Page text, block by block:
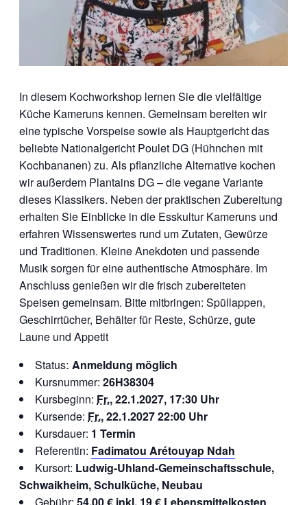
In diesem Kochworkshop lernen Sie die vielfältige
Küche Kameruns kennen. Gemeinsam bereiten wir
eine typische Vorspeise sowie als Hauptgericht das
beliebte Nationalgericht Poulet DG (Hühnchen mit
Kochbananen) zu. Als pflanzliche Alternative kochen
wir außerdem Plantains DG – die vegane Variante
dieses Klassikers. Neben der praktischen Zubereitung
erhalten Sie Einblicke in die Esskultur Kameruns und
erfahren Wissenswertes rund um Zutaten, Gewürze
und Traditionen. Kleine Anekdoten und passende
Musik sorgen für eine authentische Atmosphäre. Im
Anschluss genießen wir die frisch zubereiteten
Speisen gemeinsam. Bitte mitbringen: Spüllappen,
Geschirrtücher, Behälter für Reste, Schürze, gute
Laune und Appetit
Status: Anmeldung möglich
Kursnummer: 26H38304
Kursbeginn: Fr., 22.1.2027, 17:30 Uhr
Kursende: Fr., 22.1.2027 22:00 Uhr
Kursdauer: 1 Termin
Referentin: Fadimatou Arétouyap Ndah
Kursort: Ludwig-Uhland-Gemeinschaftsschule,
Schwaikheim, Schulküche, Neubau